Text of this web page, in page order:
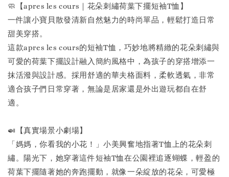
🧼【apres les cours｜花朵刺繡荷葉下擺短袖T恤】
一件讓小寶貝散發清新自然魅力的時尚單品，輕鬆打造日常
甜美穿搭。
這款apres les cours的短袖T恤，巧妙地將精緻的花朵刺繡與
可愛的荷葉下擺設計融入簡約風格中，為孩子的穿搭增添一
抹活潑與設計感。採用舒適的華夫格面料，柔軟透氣，非常
適合孩子們日常穿著，無論是居家還是外出遊玩都自在舒
適。
🍛【真實場景小劇場】
「媽媽，你看我的小花！」小美興奮地指著T恤上的花朵刺
繡。陽光下，她穿著這件短袖T恤在公園裡追逐蝴蝶，輕盈的
荷葉下擺隨著她的奔跑擺動，就像一朵綻放的花朵，可愛極